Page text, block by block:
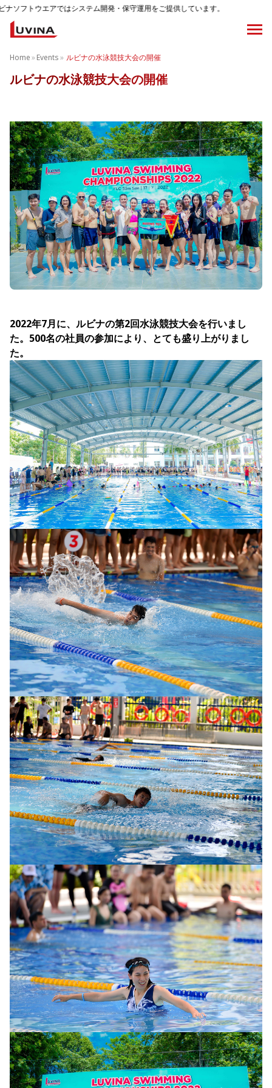
アではシステム開発・保守運用をご提供しています。
Home»Events» ルビナの水泳競技大会の開催
ルビナの水泳競技大会の開催
2022年7月に、ルビナの第2回水泳競技大会を行いまし
た。500名の社員の参加により、とても盛り上がりまし
た。